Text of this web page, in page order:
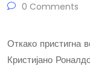
0 Comments
Откако пристигна
Кристијано